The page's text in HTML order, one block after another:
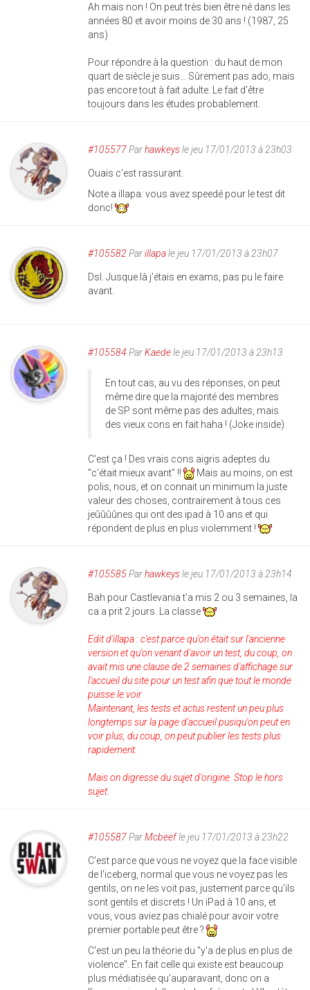
Ah mais non ! On peut très bien être né dans les
années 80 et avoir moins de 30 ans ! (1987, 25
ans)
Pour répondre à la question : du haut de mon
quart de siècle je suis... Sûrement pas ado, mais
pas encore tout à fait adulte. Le fait d'être
toujours dans les études probablement.
#105577Parhawkeysle jeu 17/01/2013 à 23h03
Ouais c'est rassurant.
Note a illapa: vous avez speedé pour le test dit
donc!
#105582 Parillapale jeu 17/01/2013 à 23h07
Dsl. Jusque là j'étais en exams, pas pu le faire
avant.
#105584 ParKaedele jeu 17/01/2013 à 23h13
En tout cas, au vu des réponses, on peut
même dire que la majorité des membres
de SP sont même pas des adultes, mais
des vieux cons en fait haha ! (Joke inside)
C'est ça ! Des vrais cons aigris adeptes du
"c'était mieux avant" !!
Mais au moins, on est
polis, nous, et on connait un minimum la juste
valeur des choses, contrairement à tous ces
jeûûûûnes qui ont des ipad à 10 ans et qui
répondent de plus en plus violemment !
#105585Parhawkeysle jeu 17/01/2013 à 23h14
Bah pour Castlevania t'a mis 2 ou 3 semaines, la
ca a prit 2 jours. La classe
Edit d'illapa : c'est parce qu'on était sur l'ancienne
version et qu'on venant d'avoir un test, du coup, on
avait mis une clause de 2 semaines d'affichage sur
l'accueil du site pour un test afin que tout le monde
puisse le voir.
Maintenant, les tests et actus restent un peu plus
longtemps sur la page d'accueil pusiqu'on peut en
voir plus, du coup, on peut publier les tests plus
rapidement.
Mais on digresse du sujet d'origine. Stop le hors
sujet.
#105587ParMcbeefle jeu 17/01/2013 à 23h22
C'est parce que vous ne voyez que la face visible
de l'iceberg, normal que vous ne voyez pas les
gentils, on ne les voit pas, justement parce qu'ils
sont gentils et discrets ! Un iPad à 10 ans, et
vous, vous aviez pas chialé pour avoir votre
premier portable peut être ?
C'est un peu la théorie du "y'a de plus en plus de
violence". En fait celle qui existe est beaucoup
plus médiatisée qu'auparavant, donc on a